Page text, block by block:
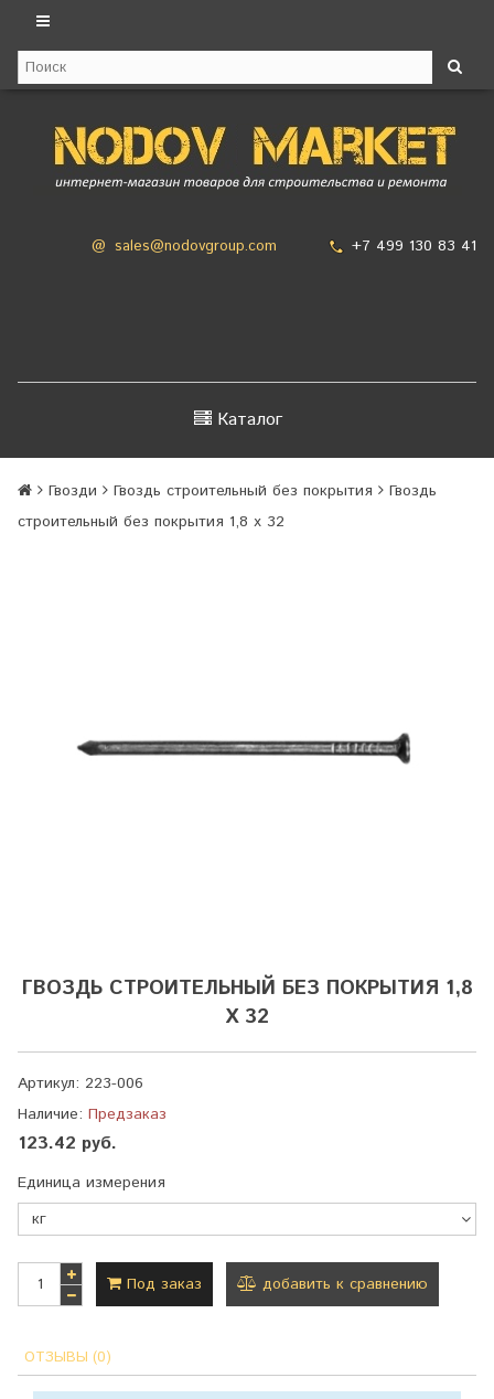
@ sales@nodovgroup.com +7 499 130 83 41
Каталог
Гвозди Гвоздь строительный без покрытия
Гвоздь
строительный без покрытия 1,8 х 32
ГВОЗДЬ СТРОИТЕЛЬНЫЙ БЕЗ ПОКРЫТИЯ 1,8
Х 32
Артикул: 223-006
Наличие: Предзаказ
123.42 руб.
Единица измерения
Под заказ добавить к сравнению
ОТЗЫВЫ (0)